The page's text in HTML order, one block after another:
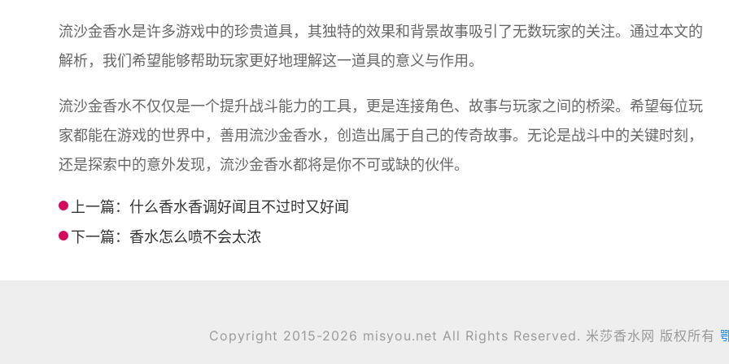
流沙金香水是许多游戏中的珍贵道具，其独特的效果和背景故事吸引了无数玩家的关注。通过本文的
解析，我们希望能够帮助玩家更好地理解这一道具的意义与作用。
流沙金香水不仅仅是一个提升战斗能力的工具，更是连接角色、故事与玩家之间的桥梁。希望每位玩
家都能在游戏的世界中，善用流沙金香水，创造出属于自己的传奇故事。无论是战斗中的关键时刻，
还是探索中的意外发现，流沙金香水都将是你不可或缺的伙伴。
上一篇： 什么香水香调好闻且不过时又好闻
下一篇： 香水怎么喷不会太浓
Copyright 2015-2026 misyou.net All Rights Reserved. 米莎香水网 版权所有